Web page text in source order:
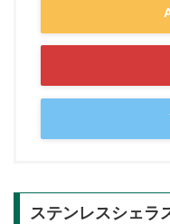
ステンレスシェラ